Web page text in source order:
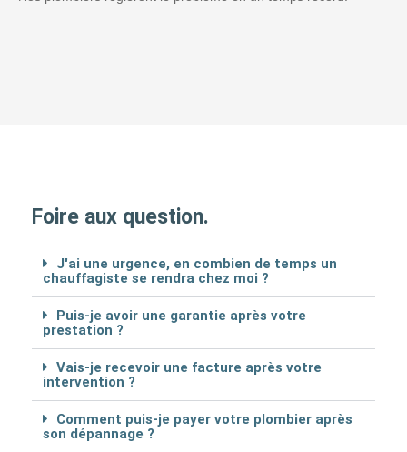
Foire aux question.
J'ai une urgence, en combien de temps un
chauffagiste se rendra chez moi ?
Puis-je avoir une garantie après votre
prestation ?
Vais-je recevoir une facture après votre
intervention ?
Comment puis-je payer votre plombier après
son dépannage ?